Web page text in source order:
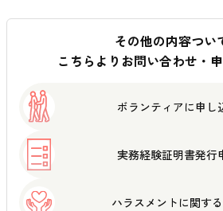
その他の内容つい
こちらよりお問い合わせ・申
ボランティアに申し
実務経験証明書発行
ハラスメントに関す